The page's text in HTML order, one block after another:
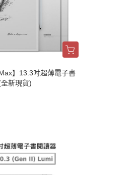
】13.3吋超薄電子書
新現貨)